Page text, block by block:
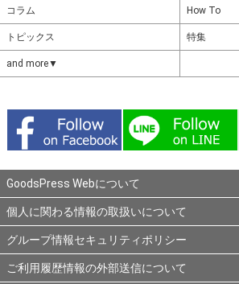
コラム How To
トピックス 特集
and more▼
GoodsPress Webについて
個人に関わる情報の取扱いについて
グループ情報セキュリティポリシー
ご利用履歴情報の外部送信について